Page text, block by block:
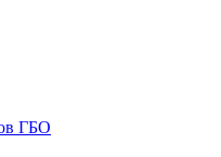
ГБО